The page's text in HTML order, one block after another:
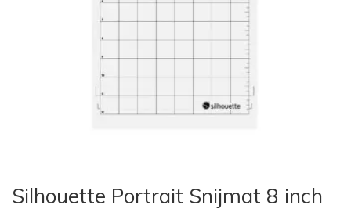
Silhouette Portrait Snijmat 8 inch